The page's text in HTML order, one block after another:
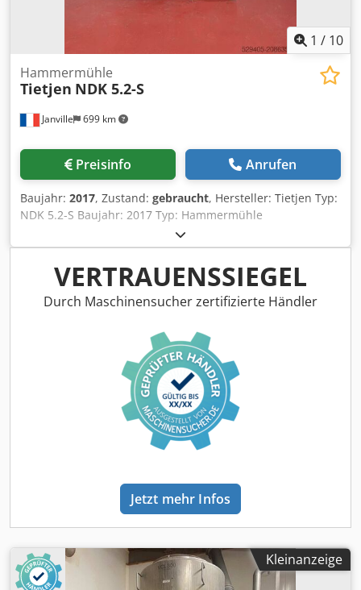
1 / 10
Janville 699 km
Hammermühle
Tietjen NDK 5.2-S
Preisinfo Anrufen
Baujahr: 2017, Zustand: gebraucht, Hersteller: Tietjen Typ:
NDK 5.2-S Baujahr: 2017 Typ: Hammermühle
Einsatzbereiche: Ausgelegt für die Nasszerkleinerung von
Schüttgut aus der Lebensmittel- und Agrarbranche
Motortyp: hydraulisch Rahmen und Rotor aus Edelstahl
304, 1.4301. Gewicht (ohne Motor): 1250 kg Einspritzdüsen
für Flüssigkeiten Dkedpfxex R Aw Ts Ab Ejr Lager-
VERTRAUENSSIEGEL
Durch Maschinensucher zertifizierte Händler
Jetzt mehr Infos
Kleinanzeige